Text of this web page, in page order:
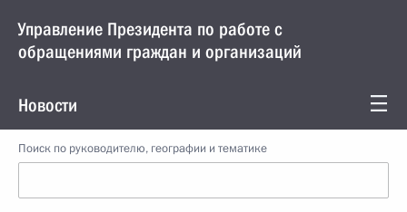
Управление Президента по работе с
обращениями граждан и организаций
Новости
Поиск по руководителю, географии и тематике